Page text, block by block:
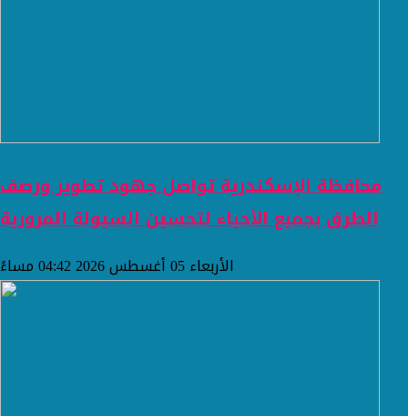
محافظة الإسكندرية تواصل جهود تطوير ورصف
الطرق بجميع الأحياء لتحسين السيولة المرورية
الأربعاء 05 أغسطس 2026 04:42 مساءً